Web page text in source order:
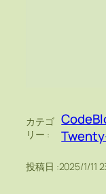
カテゴ
リー :
投稿日 :2025/1/11